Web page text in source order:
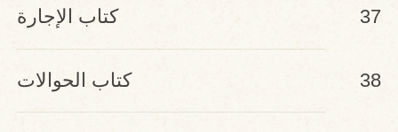
37 كتاب الإجارة
38 كتاب الحوالات